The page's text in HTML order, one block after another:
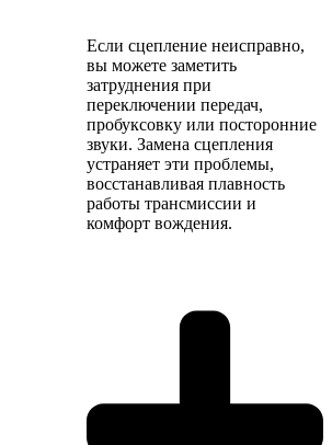
Если сцепление неисправно,
вы можете заметить
затруднения при
переключении передач,
пробуксовку или посторонние
звуки. Замена сцепления
устраняет эти проблемы,
восстанавливая плавность
работы трансмиссии и
комфорт вождения.